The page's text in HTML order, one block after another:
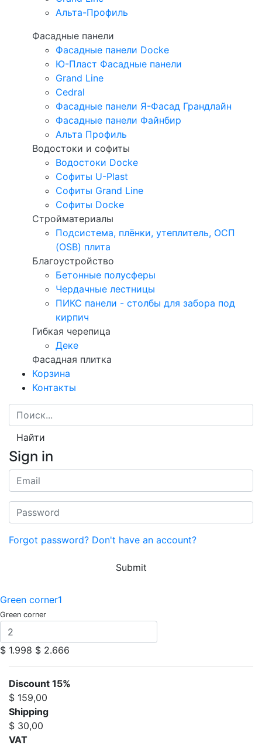
Альта-Профиль
Фасадные панели
Фасадные панели Docke
Ю-Пласт Фасадные панели
Grand Line
Cedral
Фасадные панели Я-Фасад Грандлайн
Фасадные панели Файнбир
Альта Профиль
Водостоки и софиты
Водостоки Docke
Софиты U-Plast
Софиты Grand Line
Софиты Docke
Стройматериалы
Подсистема, плёнки, утеплитель, ОСП
(OSB) плита
Благоустройство
Бетонные полусферы
Чердачные лестницы
ПИКС панели - столбы для забора под
кирпич
Гибкая черепица
Деке
Фасадная плитка
Корзина
Контакты
Найти
Sign in
Forgot password? Don't have an account?
Submit
Green corner1
Green corner
$ 1.998 $ 2.666
Discount 15%
$ 159,00
Shipping
$ 30,00
VAT